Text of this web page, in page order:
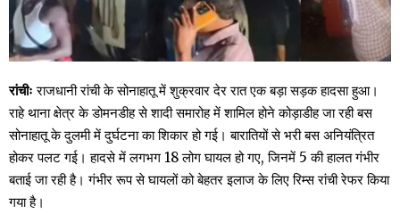
रांचीः राजधानी रांची के सोनाहातू में शुक्रवार देर रात एक बड़ा सड़क हादसा हुआ।
राहे थाना क्षेत्र के डोमनडीह से शादी समारोह में शामिल होने कोड़ाडीह जा रही बस
सोनाहातू के दुलमी में दुर्घटना का शिकार हो गई। बारातियों से भरी बस अनियंत्रित
होकर पलट गई। हादसे में लगभग 18 लोग घायल हो गए, जिनमें 5 की हालत गंभीर
बताई जा रही है। गंभीर रूप से घायलों को बेहतर इलाज के लिए रिम्स रांची रेफर किया
गया है।